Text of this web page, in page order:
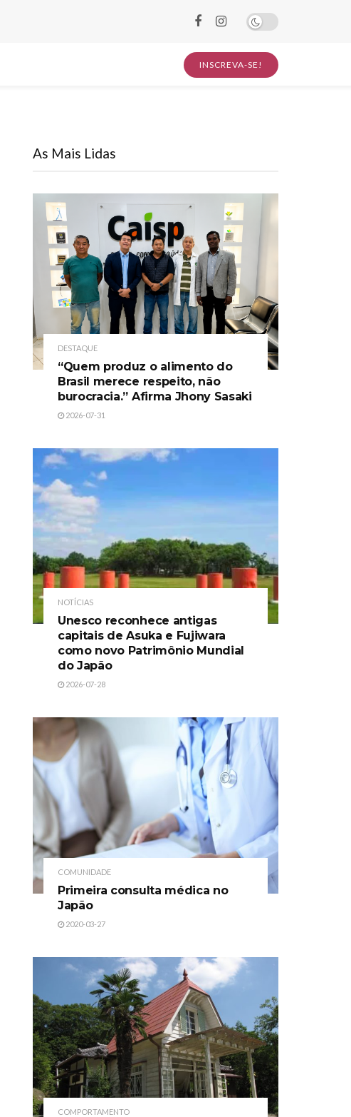
INSCREVA-SE!
As Mais Lidas
DESTAQUE
“Quem produz o alimento do
Brasil merece respeito, não
burocracia.” Afirma Jhony Sasaki
2026-07-31
NOTÍCIAS
Unesco reconhece antigas
capitais de Asuka e Fujiwara
como novo Patrimônio Mundial
do Japão
2026-07-28
COMUNIDADE
Primeira consulta médica no
Japão
2020-03-27
COMPORTAMENTO